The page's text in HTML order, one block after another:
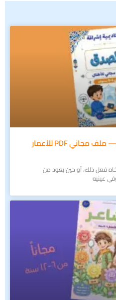
ورقة عمل الصدق للأطفال — ملف مجاني PDF للأعمار
فعل ذلك، أو حين يعود من
عينيه